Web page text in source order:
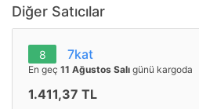
Diğer Satıcılar
8 7kat
En geç 11 Ağustos Salı günü kargoda
1.411,37 TL